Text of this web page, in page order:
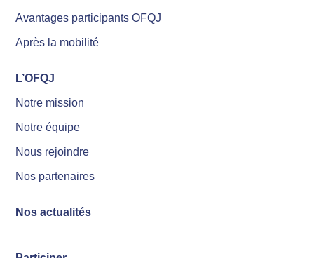
Avantages participants OFQJ
Après la mobilité
L’OFQJ
Notre mission
Notre équipe
Nous rejoindre
Nos partenaires
Nos actualités